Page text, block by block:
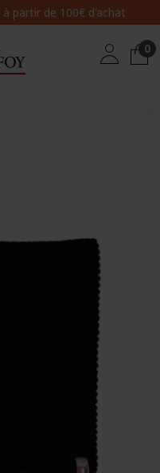
à partir de 100€ d'achat
0